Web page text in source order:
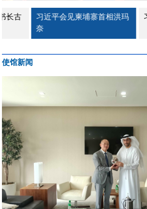
习近平会见柬埔寨首相洪玛
习近平
使馆新闻
驻阿联酋大使曾继新在阿主流媒体发表署
之本》